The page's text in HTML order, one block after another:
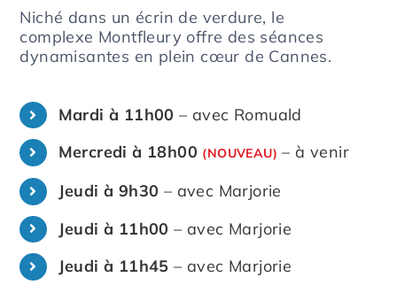
Niché dans un écrin de verdure, le
complexe Montfleury offre des séances
dynamisantes en plein cœur de Cannes.
Mardi à 11h00 – avec Romuald
Mercredi à 18h00 (NOUVEAU) – à venir
Jeudi à 9h30 – avec Marjorie
Jeudi à 11h00 – avec Marjorie
Jeudi à 11h45 – avec Marjorie